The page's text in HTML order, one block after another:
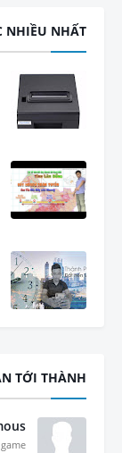
NHIỀU NHẤT
TỚI THÀNH